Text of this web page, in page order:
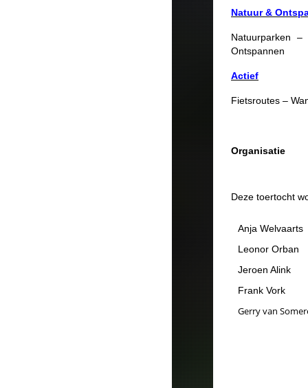
Natuur &
Natuurparken
Ontspannen
Actief
Fietsroutes –
Organisatie
Deze toertocht
Anja Welvaarts
Leonor Orban
Jeroen Alink
Frank Vork
Gerry van